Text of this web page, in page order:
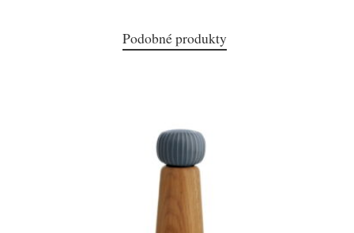
Podobné produkty